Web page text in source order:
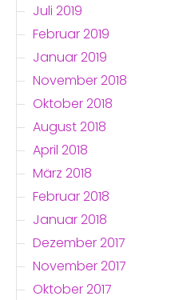
Juli 2019
Februar 2019
Januar 2019
November 2018
Oktober 2018
August 2018
April 2018
März 2018
Februar 2018
Januar 2018
Dezember 2017
November 2017
Oktober 2017